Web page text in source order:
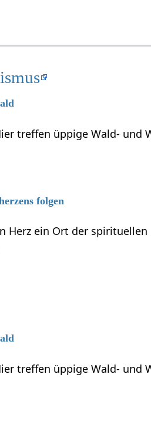
treffen üppige Wald- und
folgen
Herz ein Ort der
treffen üppige Wald- und